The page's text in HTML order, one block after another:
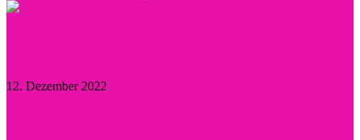
12. Dezember 2022